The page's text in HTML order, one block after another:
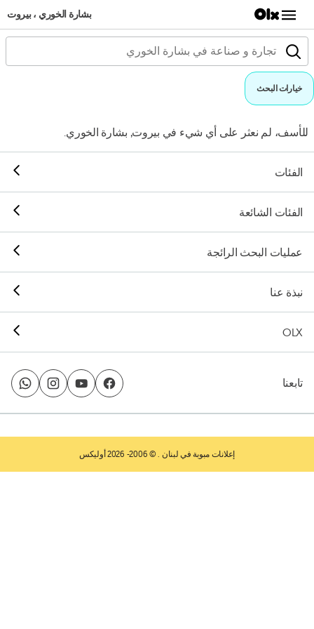
بشارة الخوري ، بيروت
خيارات البحث
للأسف، لم نعثر على أي شيء في بيروت, بشارة الخوري.
الفئات
الفئات الشائعة
عمليات البحث الرائجة
نبذة عنا
OLX
تابعنا
إعلانات مبوبة في لبنان . © 2006- 2026 أوليكس